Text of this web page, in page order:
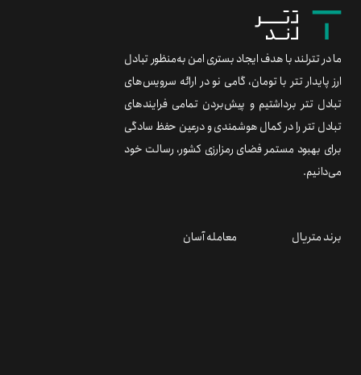
ما در تترلند با هدف ایجاد بستری امن به‌منظور تبادل
ارز پایدار تتر با تومان، گامی نو در ارائه سرویس‌های
تبادل تتر برداشتیم و پیش‌بردن تمامی فرایندهای
تبادل تتر را در کمال هوشمندی و درعین حفظ سادگی
برای بهبود مستمر فضای رمزارزی کشور، رسالت خود
می‌دانیم.
برند متریال معامله آسان